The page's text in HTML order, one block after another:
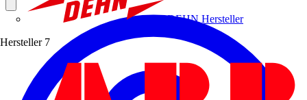
DEHN Hersteller
Hersteller 7